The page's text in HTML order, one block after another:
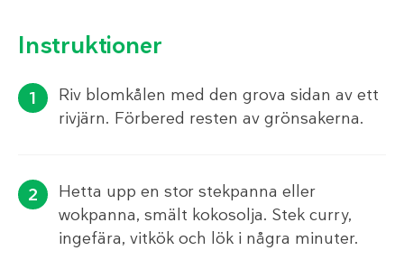
Instruktioner
Riv blomkålen med den grova sidan av ett
rivjärn. Förbered resten av grönsakerna.
Hetta upp en stor stekpanna eller
wokpanna, smält kokosolja. Stek curry,
ingefära, vitkök och lök i några minuter.